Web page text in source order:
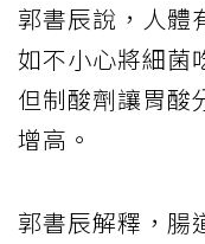
郭書辰說，人體
如不小心將細菌
但制酸劑讓胃酸
增高。
郭書辰解釋，腸